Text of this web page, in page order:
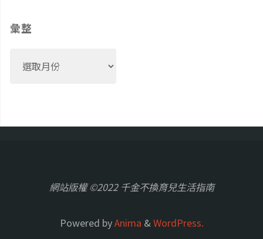
彙整
網站版權 ©2022 千金不換育兒生活指南
Powered byAnima &WordPress.